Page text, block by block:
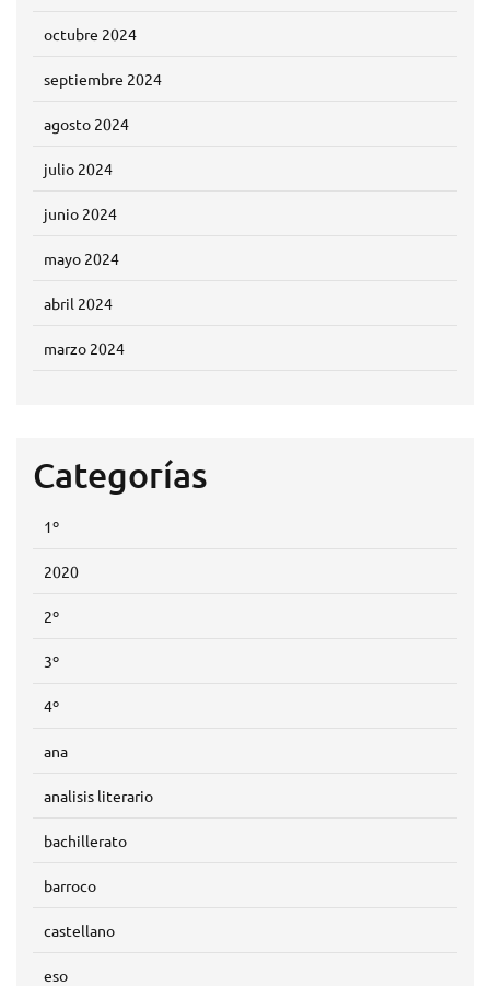
octubre 2024
septiembre 2024
agosto 2024
julio 2024
junio 2024
mayo 2024
abril 2024
marzo 2024
Categorías
1º
2020
2º
3º
4º
ana
analisis literario
bachillerato
barroco
castellano
eso